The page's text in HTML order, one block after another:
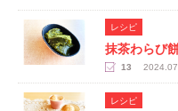
レシピ
抹茶わらび
13
レシピ